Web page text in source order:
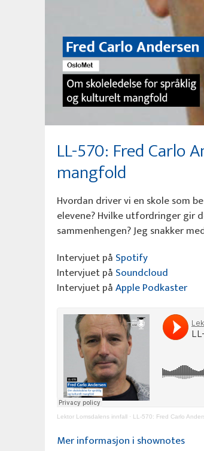
LL-570: Fred Carlo
mangfold
Hvordan driver vi en skole som
elevene? Hvilke utfordringer gir
sammenhengen? Jeg snakker
Intervjuet på Spotify
Intervjuet på Soundcloud
Intervjuet påApple Podkaster
Lektor Lomsdalens innfall · LL-570: Fred Carlo Andersen
Mer informasjon i shownotes